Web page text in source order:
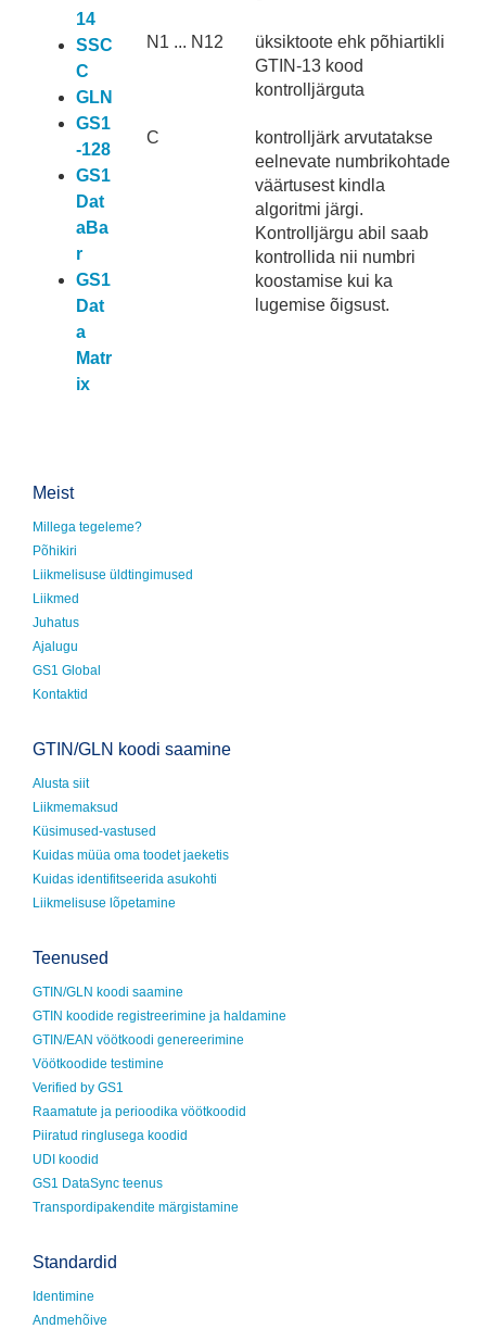
14
SSC
C
GLN
GS1
-128
GS1
Dat
aBa
r
GS1
Dat
a
Matr
ix
N1 ... N12
üksiktoote ehk põhiartikli
GTIN-13 kood
kontrolljärguta
C
kontrolljärk arvutatakse
eelnevate numbrikohtade
väärtusest kindla
algoritmi järgi.
Kontrolljärgu abil saab
kontrollida nii numbri
koostamise kui ka
lugemise õigsust.
Meist
Millega tegeleme?
Põhikiri
Liikmelisuse üldtingimused
Liikmed
Juhatus
Ajalugu
GS1 Global
Kontaktid
GTIN/GLN koodi saamine
Alusta siit
Liikmemaksud
Küsimused-vastused
Kuidas müüa oma toodet jaeketis
Kuidas identifitseerida asukohti
Liikmelisuse lõpetamine
Teenused
GTIN/GLN koodi saamine
GTIN koodide registreerimine ja haldamine
GTIN/EAN vöötkoodi genereerimine
Vöötkoodide testimine
Verified by GS1
Raamatute ja perioodika vöötkoodid
Piiratud ringlusega koodid
UDI koodid
GS1 DataSync teenus
Transpordipakendite märgistamine
Standardid
Identimine
Andmehõive